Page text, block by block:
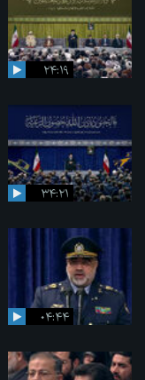
۲۴:۱۹
۳۴:۲۱
۰۴:۴۴